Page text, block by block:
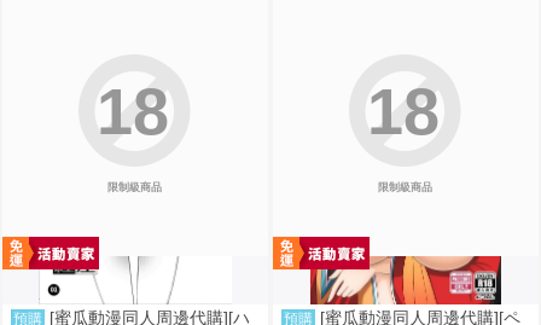
限制級商品
18
預購 [蜜瓜動漫同人周邊代購][ハ
限制級商品
18
預購 [蜜瓜動漫同人周邊代購][ペ